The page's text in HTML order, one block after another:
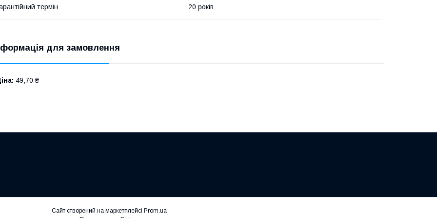
термін 20 років
для замовлення
49,70 ₴
Сайт створений на маркетплейсі Prom.ua